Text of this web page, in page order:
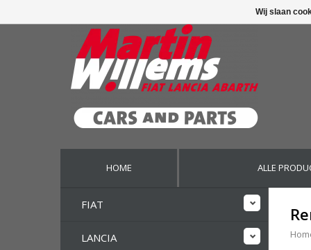
HOME ALLE
FIAT
LANCIA
Wij slaan